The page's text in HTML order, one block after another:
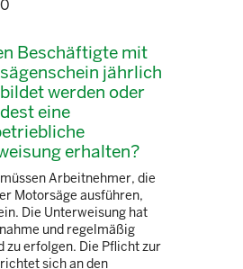
Beschäftigte mit
jährlich
werden oder
eine
erhalten?
Arbeitnehmer, die
Motorsäge ausführen,
Die Unterweisung hat
und regelmäßig
zu erfolgen. Die Pflicht zur
sich an den